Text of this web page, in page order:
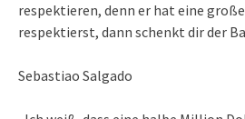
respektieren, denn er hat eine große
respektierst, dann schenkt dir der
Sebastiao Salgado